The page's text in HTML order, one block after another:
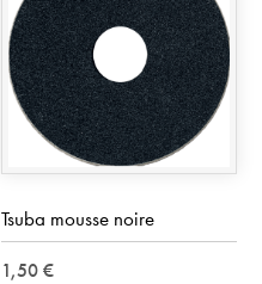
Tsuba mousse noire
1,50 €